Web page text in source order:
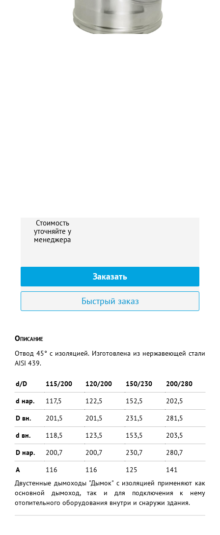
Стоимость
уточняйте у
менеджера
Заказать
Быстрый заказ
Описание
Отвод 45° с изоляцией. Изготовлена из нержавеющей стали
AISI 439.
d/D 115/200 120/200 150/230
200/280
d нар.
117,5 122,5 152,5
202,5
D вн.
201,5 201,5 231,5
281,5
d вн.
118,5 123,5 153,5
203,5
D нар.
200,7 200,7 230,7
280,7
А
116 116 125
141
Двустенные дымоходы "Дымок" с изоляцией применяют как
основной дымоход, так и для подключения к нему
отопительного оборудования внутри и снаружи здания.